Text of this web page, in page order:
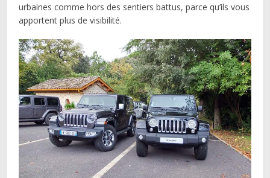
urbaines comme hors des sentiers battus, parce qu’ils vous
apportent plus de visibilité.